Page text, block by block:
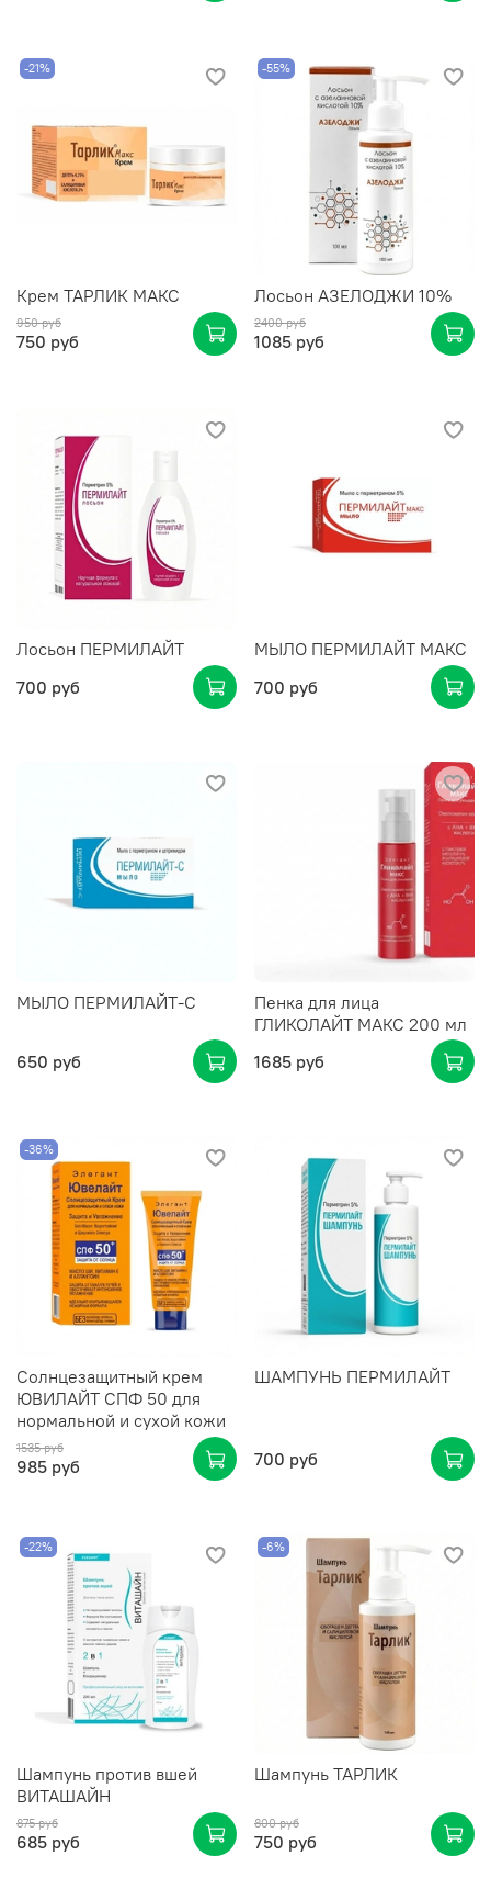
-21%
Крем ТАРЛИК МАКС
950 руб
750 руб
-55%
Лосьон АЗЕЛОДЖИ 10%
2400 руб
1085 руб
Лосьон ПЕРМИЛАЙТ
700 руб
МЫЛО ПЕРМИЛАЙТ МАКС
700 руб
МЫЛО ПЕРМИЛАЙТ-С
650 руб
Пенка для лица
ГЛИКОЛАЙТ МАКС 200 мл
1685 руб
-36%
Солнцезащитный крем
ЮВИЛАЙТ СПФ 50 для
нормальной и сухой кожи
1535 руб
985 руб
ШАМПУНЬ ПЕРМИЛАЙТ
700 руб
-22%
Шампунь против вшей
ВИТАШАЙН
875 руб
685 руб
-6%
Шампунь ТАРЛИК
800 руб
750 руб